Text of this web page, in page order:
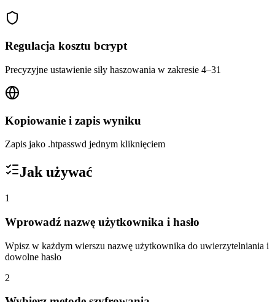
Regulacja kosztu bcrypt
Precyzyjne ustawienie siły haszowania w zakresie 4–31
Kopiowanie i zapis wyniku
Zapis jako .htpasswd jednym kliknięciem
Jak używać
1
Wprowadź nazwę użytkownika i hasło
Wpisz w każdym wierszu nazwę użytkownika do uwierzytelniania i
dowolne hasło
2